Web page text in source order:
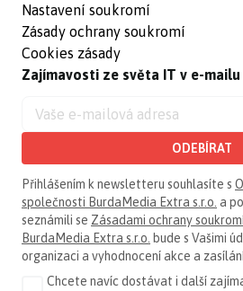
Nastavení soukromí
Zásady ochrany soukromí
Cookies zásady
Zajímavosti ze světa IT v e-mailu
ODEBÍRAT
Přihlášením k newsletteru souhlasíte s
společnosti BurdaMedia Extra s.r.o. a
seznámili se Zásadami ochrany
BurdaMedia Extra s.r.o. bude s Vašimi
organizaci a vyhodnocení akce a
Chcete navíc dostávat i další